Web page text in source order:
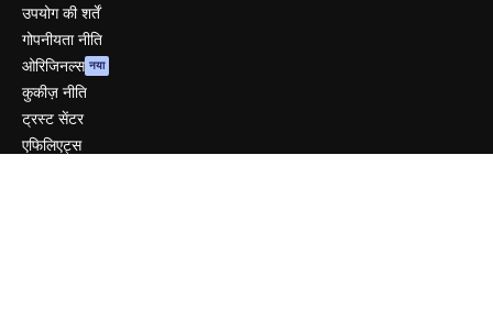
उपयोग की शर्तें
गोपनीयता नीति
ओरिजिनल्स नया
कुकीज़ नीति
ट्रस्ट सेंटर
एफिलिएट्स